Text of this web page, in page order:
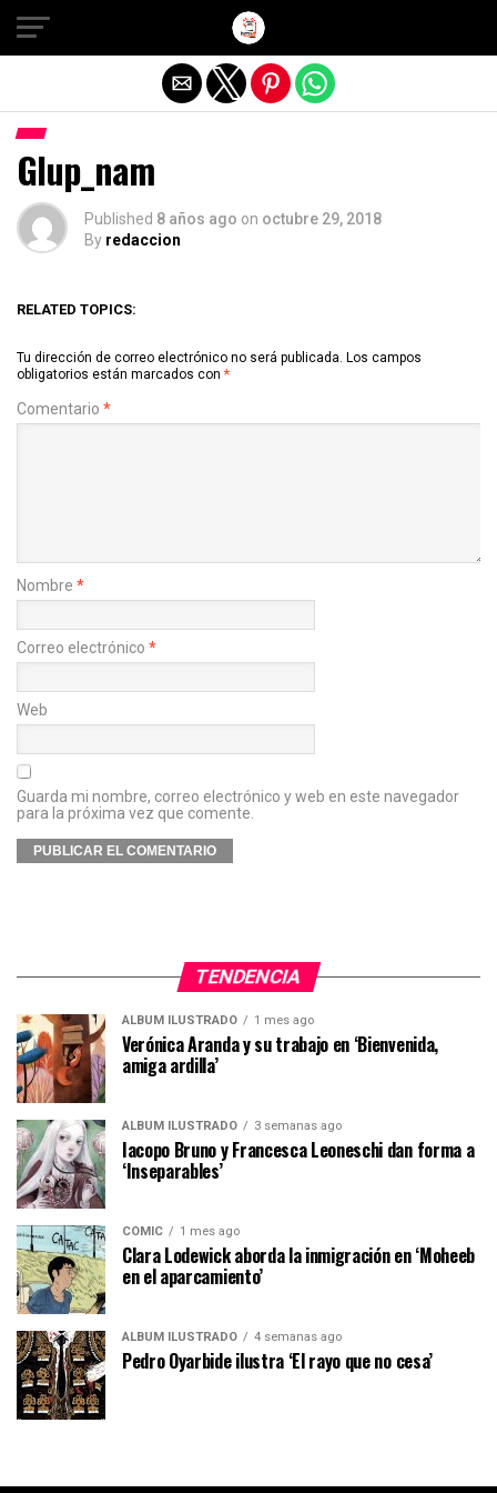
Glup_nam
Published 8 años ago on octubre 29, 2018
By redaccion
RELATED TOPICS:
Tu dirección de correo electrónico no será publicada. Los campos
obligatorios están marcados con *
Comentario *
Nombre *
Correo electrónico *
Web
Guarda mi nombre, correo electrónico y web en este navegador
para la próxima vez que comente.
TENDENCIA
ÁLBUM ILUSTRADO 1 mes ago
Verónica Aranda y su trabajo en ‘Bienvenida,
amiga ardilla’
ÁLBUM ILUSTRADO 3 semanas ago
Iacopo Bruno y Francesca Leoneschi dan forma a
‘Inseparables’
CÓMIC 1 mes ago
Clara Lodewick aborda la inmigración en ‘Moheeb
en el aparcamiento’
ÁLBUM ILUSTRADO 4 semanas ago
Pedro Oyarbide ilustra ‘El rayo que no cesa’
Salir de la versión móvil